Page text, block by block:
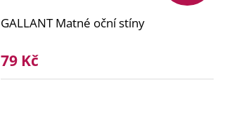
GALLANT Matné oční stíny
79 Kč